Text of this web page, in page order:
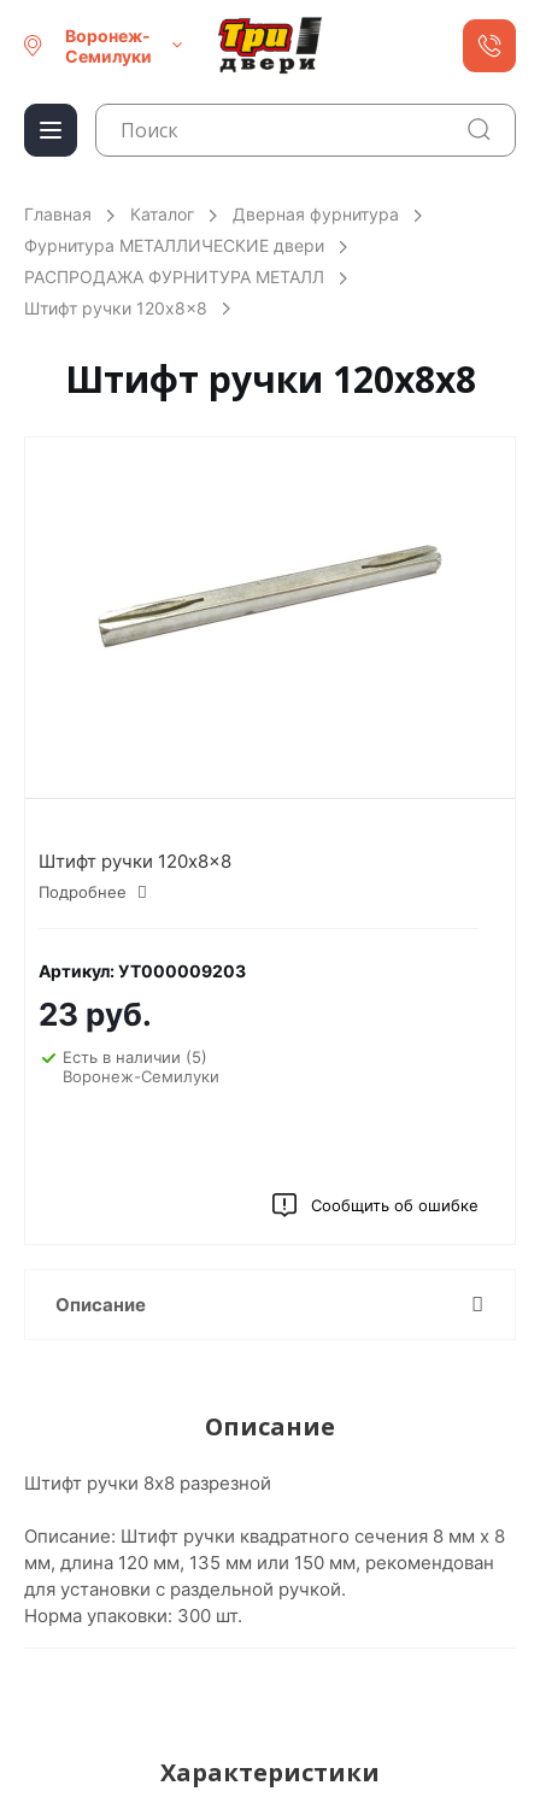
Воронеж-
Семилуки
Главная Каталог
Дверная фурнитура
Фурнитура МЕТАЛЛИЧЕСКИЕ двери
РАСПРОДАЖА ФУРНИТУРА МЕТАЛЛ
Штифт ручки 120x8x8
Штифт ручки 120x8x8
Штифт ручки 120x8x8
Подробнее
Артикул: УТ000009203
23 руб.
Есть в наличии (5)
Воронеж-Семилуки
Сообщить об ошибке
Описание
Описание
Штифт ручки 8x8 разрезной
Описание: Штифт ручки квадратного сечения 8 мм x 8
мм, длина 120 мм, 135 мм или 150 мм, рекомендован
для установки с раздельной ручкой.
Норма упаковки: 300 шт.
Характеристики